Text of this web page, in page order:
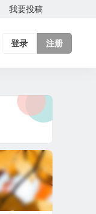
我要投稿
登录 注册